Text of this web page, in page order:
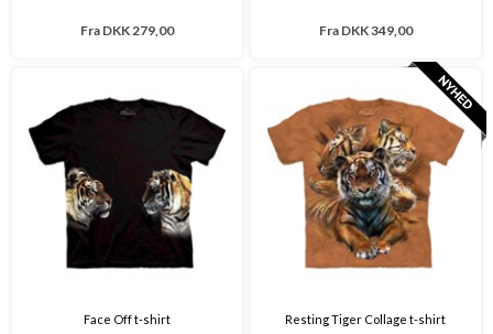
Fra DKK 279,00 Fra DKK 349,00
Face Off t-shirt Resting Tiger Collage t-shirt